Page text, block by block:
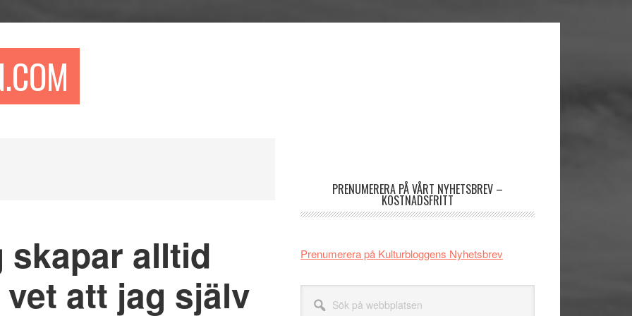
skapar alltid
att jag själv
PRENUMERERA PÅ VÅRT NYHETSBREV –
KOSTNADSFRITT
Prenumerera på Kulturbloggens Nyhetsbrev